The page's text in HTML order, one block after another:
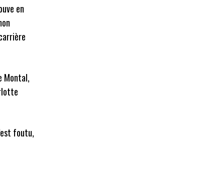
en
Montal,
foutu,